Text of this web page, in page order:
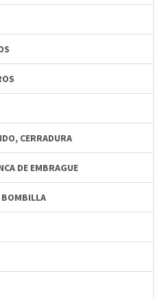
CERRADURA
DE EMBRAGUE
BOMBILLA